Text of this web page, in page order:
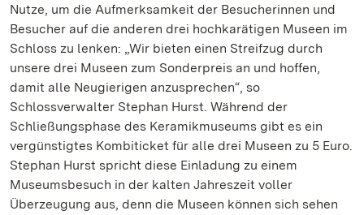
Nutze, um die Aufmerksamkeit der Besucherinnen und
Besucher auf die anderen drei hochkarätigen Museen im
Schloss zu lenken: „Wir bieten einen Streifzug durch
unsere drei Museen zum Sonderpreis an und hoffen,
damit alle Neugierigen anzusprechen“, so
Schlossverwalter Stephan Hurst. Während der
Schließungsphase des Keramikmuseums gibt es ein
vergünstigtes Kombiticket für alle drei Museen zu 5 Euro.
Stephan Hurst spricht diese Einladung zu einem
Museumsbesuch in der kalten Jahreszeit voller
Überzeugung aus, denn die Museen können sich sehen